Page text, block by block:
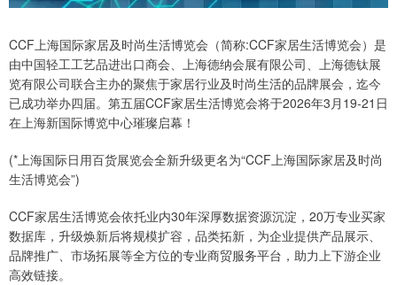
CCF上海国际家居及时尚生活博览会（简称:CCF家居生活博览会）是
由中国轻工工艺品进出口商会、上海德纳会展有限公司、上海德钛展
览有限公司联合主办的聚焦于家居行业及时尚生活的品牌展会，迄今
已成功举办四届。第五届CCF家居生活博览会将于2026年3月19-21日
在上海新国际博览中心璀璨启幕！
(*上海国际日用百货展览会全新升级更名为“CCF上海国际家居及时尚
生活博览会”)
CCF家居生活博览会依托业内30年深厚数据资源沉淀，20万专业买家
数据库，升级焕新后将规模扩容，品类拓新，为企业提供产品展示、
品牌推广、市场拓展等全方位的专业商贸服务平台，助力上下游企业
高效链接。